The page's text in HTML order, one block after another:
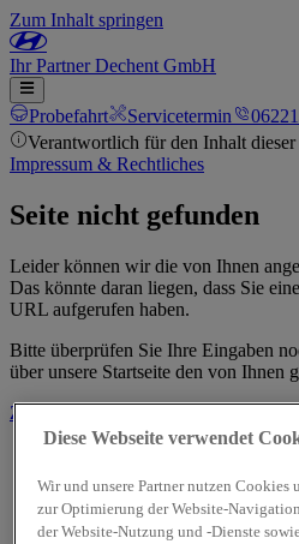
Zum Inhalt springen
IhrPartnerDechent GmbH
Probefahrt Servicetermin
Verantwortlich für den Inhalt
Impressum & Rechtliches
Seite nicht gefunden
Leider können wir die von Ihnen
Das könnte daran liegen, dass Sie
URL aufgerufen haben.
Bitte überprüfen Sie Ihre Eingaben
über unsere Startseite den von Ihnen
Zur Startseite
Diese Webseite verwendet
Wir und unsere Partner nutzen
zur Optimierung der Website-
der Website-Nutzung und -Dienste